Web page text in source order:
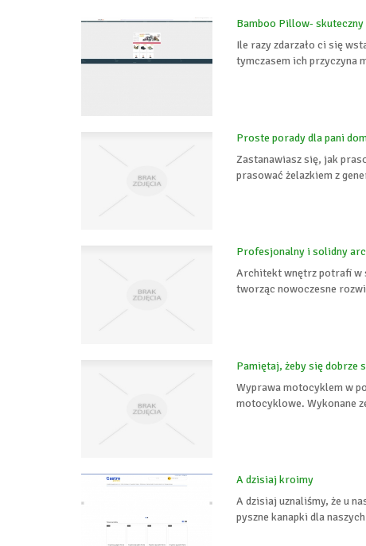
Bamboo Pillow- skuteczny
Ile razy zdarzało ci się
tymczasem ich przyczyna
Proste porady dla pani
Zastanawiasz się, jak
prasować żelazkiem z
Profesjonalny i solidny
Architekt wnętrz potrafi w
tworząc nowoczesne
Pamiętaj, żeby się dobrze
Wyprawa motocyklem w
motocyklowe. Wykonane
A dzisiaj kroimy
A dzisiaj uznaliśmy, że u
pyszne kanapki dla